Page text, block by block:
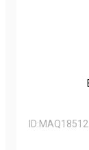
ID:MAQ18512